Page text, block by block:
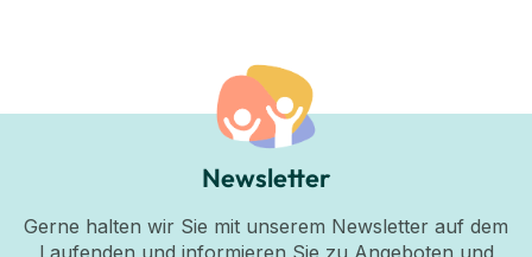
Newsletter
Gerne halten wir Sie mit unserem Newsletter auf dem